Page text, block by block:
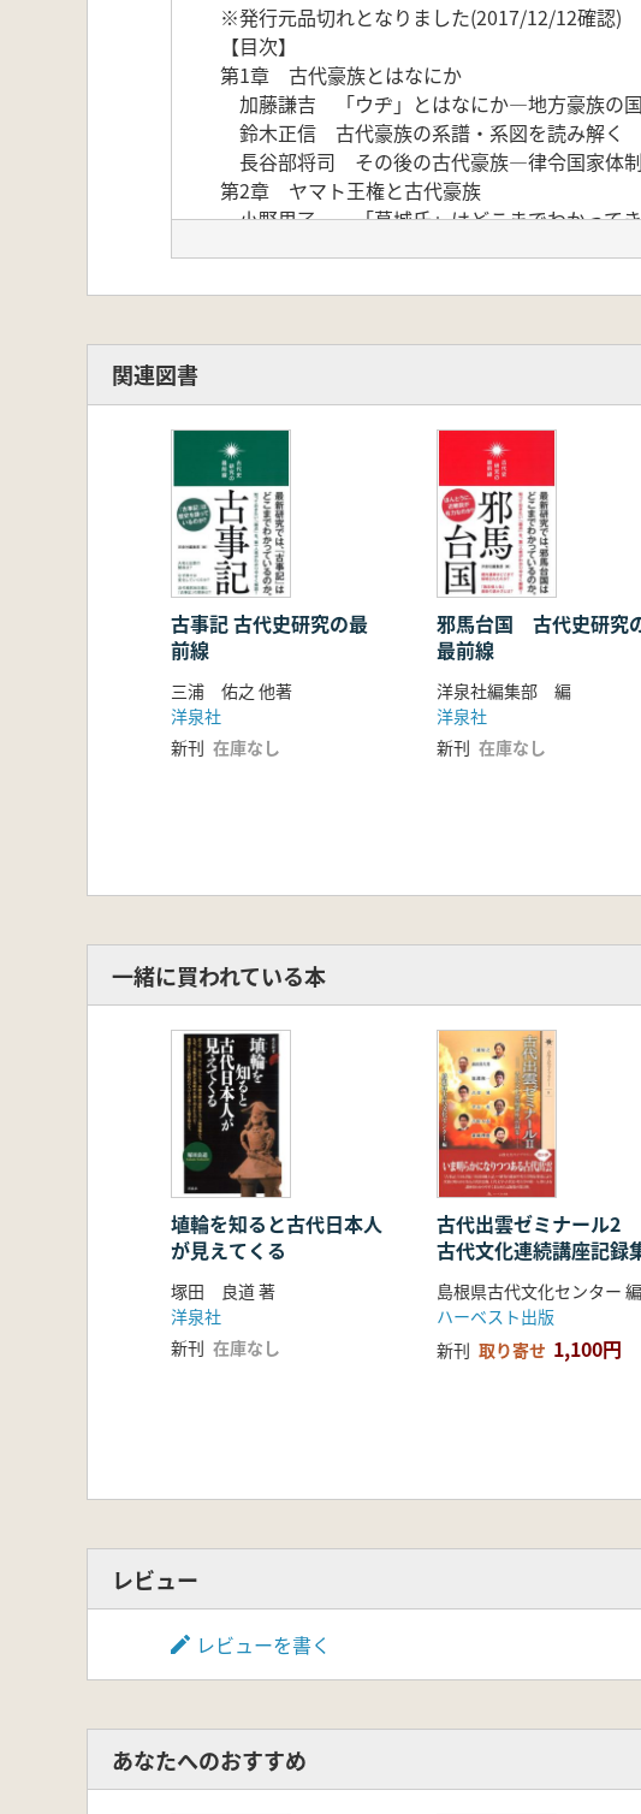
※発行元品切れとなりました(2017/12/12確認)
【目次】
第1章 古代豪族とはなにか
加藤謙吉 「ウヂ」とはなにか―地方豪族の
鈴木正信 古代豪族の系譜・系図を読み解く
長谷部将司 その後の古代豪族―律令国家体
第2章 ヤマト王権と古代豪族
小野里了一 「葛城氏」はどこまでわかって
平林章仁 「平群氏」は王権の馬の管理者だ
関口功一 「上毛野氏」と律令国家の地域再編
藤井康隆 「尾張氏」とは何者か
湊哲夫 一大勢力「吉備氏」はどこへ消えたの
大日方克己 「出雲国造家」の成立過程
塚口義信 「丹波」の首長層の動向とヤマト政
堀大介 「越」の豪族・三尾氏と三国氏
第4章 古代豪族研究の諸問題
小倉慈司 古代豪族と神社の多様な関係
坂靖 奈良盆地の遺跡が語る有力豪族の実像
松本建速 「蝦夷」は王権によって創られた
永山修一 「クマソ・隼人」服属の起源
関連図書
古事記 古代史研究の最
前線
三浦 佑之 他著
洋泉社
新刊 在庫なし
邪馬台国 古代史研究
最前線
洋泉社編集部 編
洋泉社
新刊 在庫なし
一緒に買われている本
埴輪を知ると古代日本人
が見えてくる
塚田 良道 著
洋泉社
新刊 在庫なし
古代出雲ゼミナール2
古代文化連続講座記録
島根県古代文化センター 編
ハーベスト出版
新刊 取り寄せ 1,100円
レビュー
レビューを書く
あなたへのおすすめ